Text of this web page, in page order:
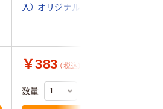
入） オリジナル
￥383 （税込）
数量